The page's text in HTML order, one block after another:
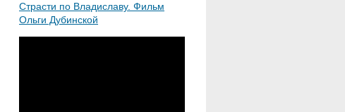
Страсти по Владиславу. Фильм
Ольги Дубинской